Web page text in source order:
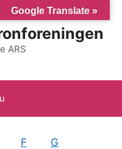
ARS
F
G
Google Translate »